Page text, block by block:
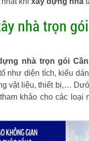
nhà trọn
nhà trọn gói
như diện tích, kiểu
vật liệu, thiết bị,…
tham khảo cho các loại